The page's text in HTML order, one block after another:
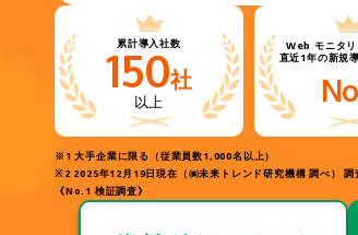
累計導入社数
150社
以上
Webモニタ
直近1年の新規
※1 大手企業に限る（従業員数1,000名以上）
※2 2025年12月19日現在（㈱未来トレンド研究機構 調べ）
《No.1 検証調査》